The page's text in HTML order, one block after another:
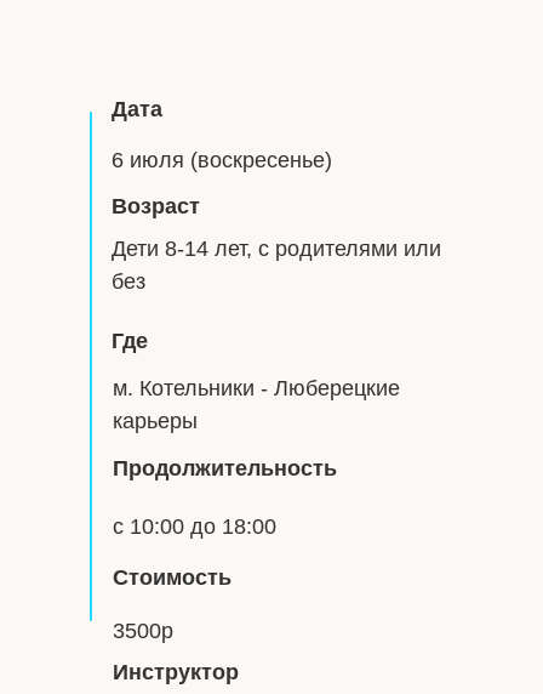
Стоимость
Продолжительность
3500р
Где
с 10:00 до 18:00
Возраст
м. Котельники - Люберецкие
карьеры
Дата
Дети 8-14 лет, с родителями или
без
6 июля (воскресенье)
Инструктор